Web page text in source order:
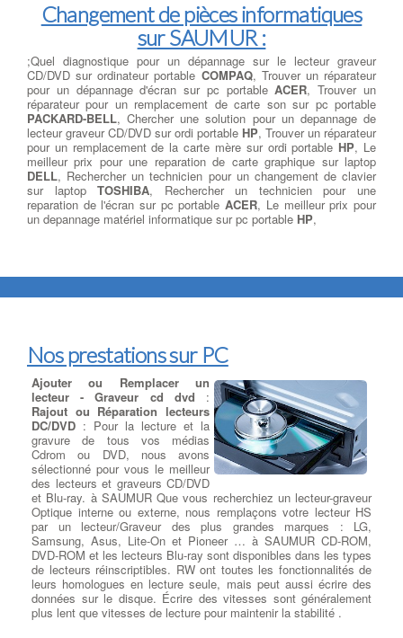
Changement de pièces informatiques
sur SAUMUR :
;Quel diagnostique pour un dépannage sur le lecteur graveur
CD/DVD sur ordinateur portable COMPAQ, Trouver un réparateur
pour un dépannage d'écran sur pc portableACER, Trouver un
réparateur pour un remplacement de carte son sur pc portable
PACKARD-BELL, Chercher une solution pour un depannage de
lecteur graveur CD/DVD sur ordi portable HP, Trouver un réparateur
pour un remplacement de la carte mère sur ordi portable HP, Le
meilleur prix pour une reparation de carte graphique sur laptop
DELL, Rechercher un technicien pour un changement de clavier
sur laptopTOSHIBA, Rechercher un technicien pour une
reparation de l'écran sur pc portableACER, Le meilleur prix pour
un depannage matériel informatique sur pc portable HP,
Nos prestations sur PC
Ajouter ou Remplacer un
lecteur - Graveur cd dvd :
Rajout ou Réparation lecteurs
DC/DVD : Pour la lecture et la
gravure de tous vos médias
Cdrom ou DVD, nous avons
sélectionné pour vous le meilleur
des lecteurs et graveurs CD/DVD
et Blu-ray. à SAUMUR Que vous recherchiez un lecteur-graveur
Optique interne ou externe, nous remplaçons votre lecteur HS
par un lecteur/Graveur des plus grandes marques : LG,
Samsung, Asus, Lite-On et Pioneer … à SAUMUR CD-ROM,
DVD-ROM et les lecteurs Blu-ray sont disponibles dans les types
de lecteurs réinscriptibles. RW ont toutes les fonctionnalités de
leurs homologues en lecture seule, mais peut aussi écrire des
données sur le disque. Écrire des vitesses sont généralement
plus lent que vitesses de lecture pour maintenir la stabilité .